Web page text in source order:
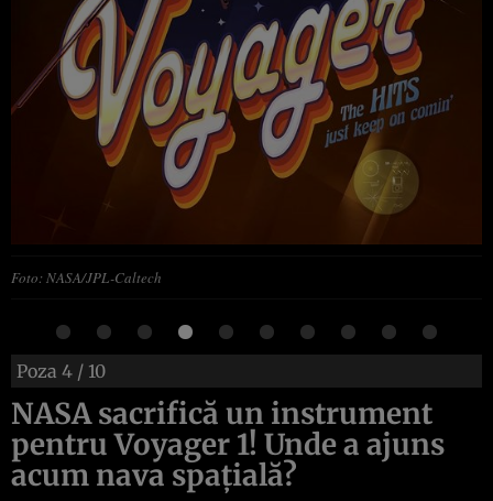
Foto: NASA/JPL-Caltech
Poza 4 / 10
NASA sacrifică un instrument
pentru Voyager 1! Unde a ajuns
acum nava spațială?